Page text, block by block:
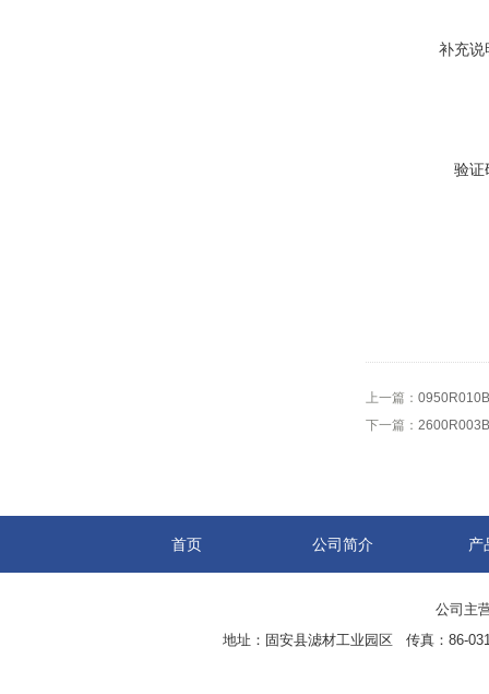
补充说
验证
上一篇：
下一篇：
首页 公司简介 产
公司主
地址：固安县滤材工业园区 传真：86-